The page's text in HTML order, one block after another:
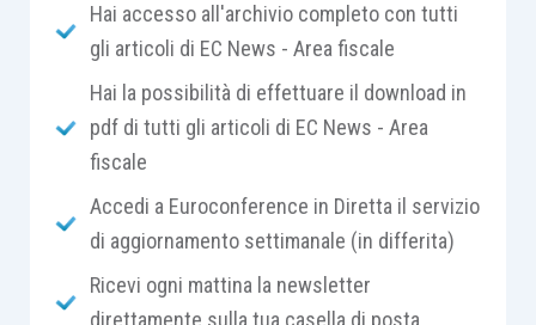
aventi diritto di voto nelle assemblee
ordinarie del soggetto che riporta le
perditeviene trasferita (o comunque
acquisita da terzi), anche a titolo
temporaneo;
l’attività principalein fatto esercitata nei
periodi d’imposta in cui le perdite sono
modifica dell’attività risulta rilevante
Hai accesso all'archivio completo con tutti
gli articoli di EC News - Area fiscale
Hai la possibilità di effettuare il download in
pdf di tutti gli articoli di EC News - Area
fiscale
Accedi a Euroconference in Diretta il servizio
di aggiornamento settimanale (in differita)
Ricevi ogni mattina la newsletter
direttamente sulla tua casella di posta